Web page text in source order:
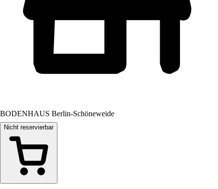
BODENHAUS Berlin-Schöneweide
Nicht reservierbar